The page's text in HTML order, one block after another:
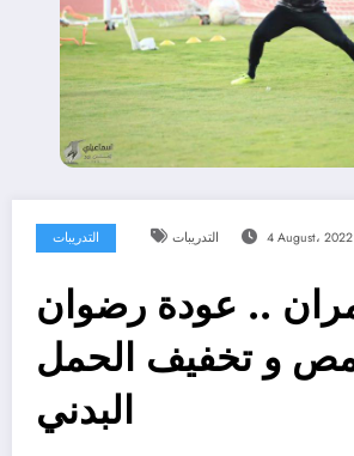
التدريبات التدريبات 4 August، 2022
.. عودة رضوان
و تخفيف الحمل
البدني